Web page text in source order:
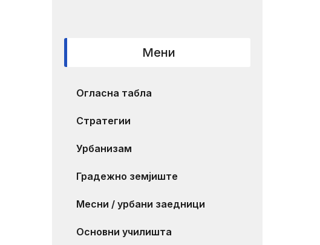
Мени
Огласна табла
Стратегии
Урбанизам
Градежно земјиште
Месни / урбани заедници
Основни училишта